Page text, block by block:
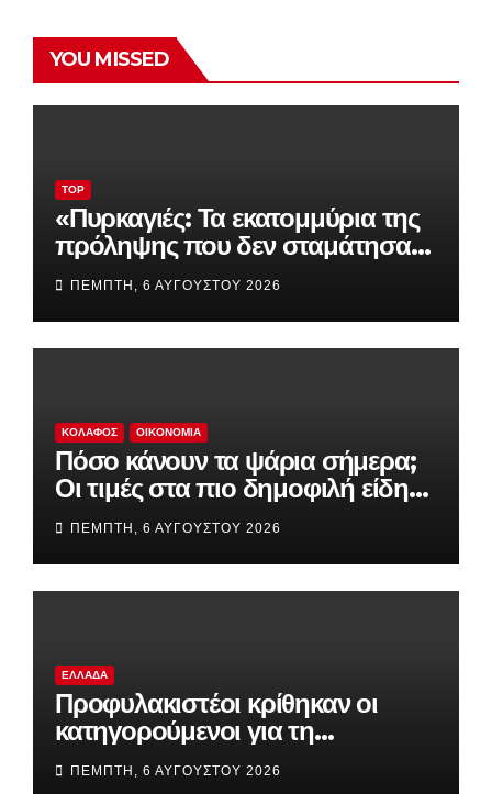
YOU MISSED
TOP
«Πυρκαγιές: Τα εκατομμύρια της
πρόληψης που δεν σταμάτησαν
την καταστροφή – Τι απέγιναν
drones, δορυφόροι και
συστήματα έγκαιρης
προειδοποίησης»
ΠΈΜΠΤΗ, 6 ΑΥΓΟΎΣΤΟΥ 2026
ΚΟΛΑΦΟΣ ΟΙΚΟΝΟΜΊΑ
Πόσο κάνουν τα ψάρια σήμερα;
Οι τιμές στα πιο δημοφιλή είδη
της αγοράς
ΠΈΜΠΤΗ, 6 ΑΥΓΟΎΣΤΟΥ 2026
ΕΛΛΆΔΑ
Προφυλακιστέοι κρίθηκαν οι
κατηγορούμενοι για τη
δολοφονία του 58χρονου
ψυχολόγου στην Αργολίδα
ΠΈΜΠΤΗ, 6 ΑΥΓΟΎΣΤΟΥ 2026